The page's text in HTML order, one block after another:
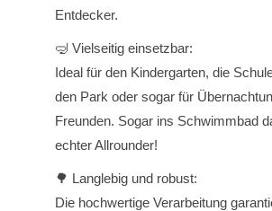
Entdecker.
🤿 Vielseitig einsetzbar:
Ideal für den Kindergarten, die
den Park oder sogar für
Freunden. Sogar ins Schwimmbad
echter Allrounder!
🌳 Langlebig und robust:
Die hochwertige Verarbeitung